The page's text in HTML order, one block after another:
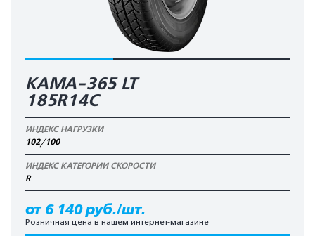
КАМА-365 LT
185R14C
ИНДЕКС НАГРУЗКИ
102/100
ИНДЕКС КАТЕГОРИИ СКОРОСТИ
R
от 6 140 руб./шт.
Розничная цена в нашем интернет-магазине